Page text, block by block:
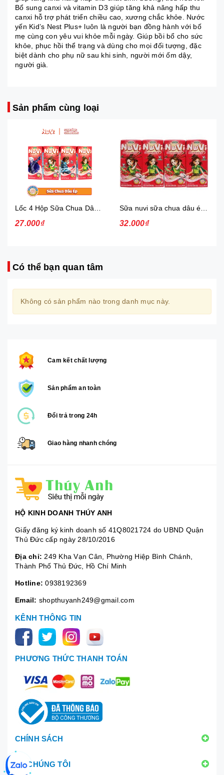
Bổ sung canxi và vitamin D3 giúp tăng khả năng hấp thu
canxi hỗ trợ phát triển chiều cao, xương chắc khỏe. Nước
yến Kid’s Nest Plus+ luôn là người bạn đồng hành với bố
mẹ cùng con yêu vui khỏe mỗi ngày. Giúp bồi bổ cho sức
khỏe, phục hồi thể trạng và dùng cho mọi đối tượng, đặc
biệt dành cho phụ nữ sau khi sinh, người mới ốm dậy,
người già.
Sản phẩm cùng loại
27.000₫ 32.000₫
Có thể bạn quan tâm
Không có sản phẩm nào trong danh mục này.
Cam kết chất lượng
Sản phẩm an toàn
Đổi trả trong 24h
Giao hàng nhanh chóng
HỘ KINH DOANH THÚY ANH
Giấy đăng ký kinh doanh số 41Q8021724 do UBND Quận
Thủ Đức cấp ngày 28/10/2016
Địa chỉ: 249 Kha Vạn Cân, Phường Hiệp Bình Chánh,
Thành Phố Thủ Đức, Hồ Chí Minh
Hotline: 0938192369
Email: shopthuyanh249@gmail.com
KÊNH THÔNG TIN
PHƯƠNG THỨC THANH TOÁN
CHÍNH SÁCH
VỀ CHÚNG TÔI